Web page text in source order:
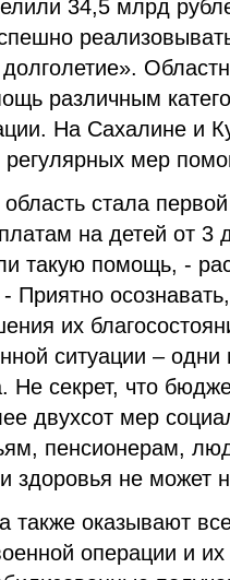
34,5 млрд
различным
На Сахалине и
регулярных мер
стала
на детей от 3
такую помощь, -
Приятно
их
ситуации –
Не секрет, что
двухсот мер
пенсионерам,
здоровья не может
также оказывают
операции и